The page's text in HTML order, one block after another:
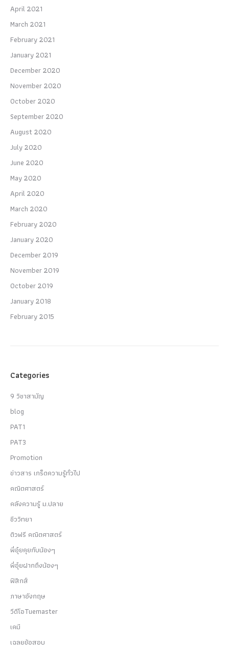
April 2021
March 2021
February 2021
January 2021
December 2020
November 2020
October 2020
September 2020
August 2020
July 2020
June 2020
May 2020
April 2020
March 2020
February 2020
January 2020
December 2019
November 2019
October 2019
January 2018
February 2015
Categories
9 วิชาสามัญ
blog
PAT1
PAT3
Promotion
ข่าวสาร เกร็ดความรู้ทั่วไป
คณิตศาสตร์
คลังความรู้ ม.ปลาย
ชีววิทยา
ติวฟรี คณิตศาสตร์
พี่อุ๋ยคุยกับน้องๆ
พี่อุ๋ยฝากถึงน้องๆ
ฟิสิกส์
ภาษาอังกฤษ
วีดีโอTuemaster
เคมี
เฉลยข้อสอบ